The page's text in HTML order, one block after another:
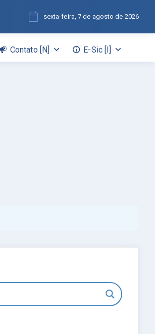
Contato [N] E-Sic [I]
sexta-feira, 7 de agosto de 2026